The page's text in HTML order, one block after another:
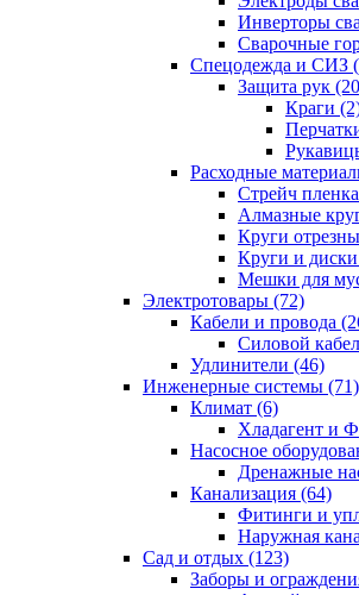
Инверторы
Сварочные
Спецодежда и СИЗ
Защита рук
Краги
Расходные
Стрейч
Алмазные
Круги
Круги и
Мешки для
Электротовары (72)
Кабели и провода
Силовой
Удлинители (46)
Инженерные системы (71)
Климат (6)
Хладагент и
Насосное
Дренажные
Канализация (64)
Фитинги и
Наружная
Сад и отдых (123)
Заборы и